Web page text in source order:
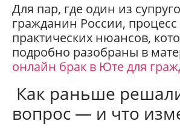
Для пар, где один из
гражданин России,
практических нюансов,
подробно разобраны в
онлайн брак в Юте для
Как раньше
вопрос — и что